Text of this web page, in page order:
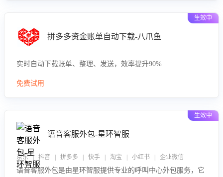
生效中
拼多多资金账单自动下载-八爪鱼
实时自动下载账单、整理、发送，效率提升90%
免费试用
生效中
语音客服外包-星环智服
京东 | 抖音 | 拼多多 | 快手 | 淘宝 | 小红书 | 企业微信
语音客服外包是由星环智服提供专业的呼叫中心外包服务，它